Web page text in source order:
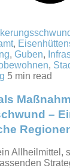
,
, Guben,
,
5 min read
–
Allheilmittel,